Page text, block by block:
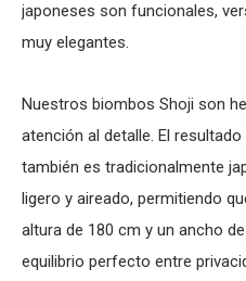
japoneses son funcionales,
muy elegantes.
Nuestros biombos Shoji son
atención al detalle. El
también es tradicionalmente
ligero y aireado, permitiendo
altura de 180 cm y un ancho
equilibrio perfecto entre